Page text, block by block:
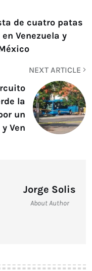
de cuatro patas
Venezuela y
NEXT ARTICLE
la
un
Ven
Jorge Solis
About Author